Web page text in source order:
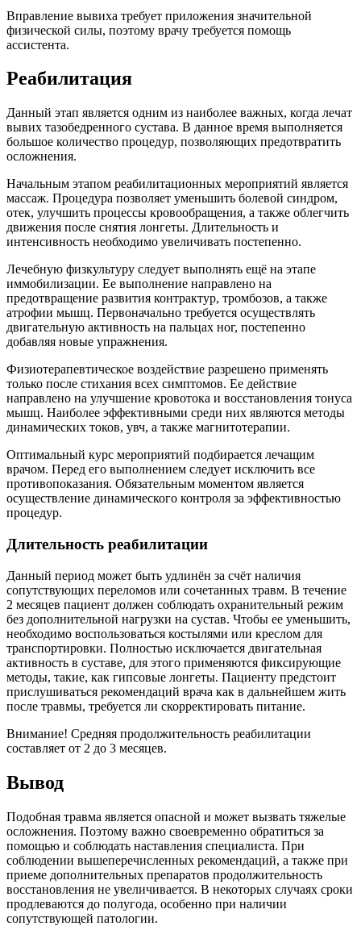
Вправление вывиха требует приложения значительной
физической силы, поэтому врачу требуется помощь
ассистента.
Реабилитация
Данный этап является одним из наиболее важных, когда лечат
вывих тазобедренного сустава. В данное время выполняется
большое количество процедур, позволяющих предотвратить
осложнения.
Начальным этапом реабилитационных мероприятий является
массаж. Процедура позволяет уменьшить болевой синдром,
отек, улучшить процессы кровообращения, а также облегчить
движения после снятия лонгеты. Длительность и
интенсивность необходимо увеличивать постепенно.
Лечебную физкультуру следует выполнять ещё на этапе
иммобилизации. Ее выполнение направлено на
предотвращение развития контрактур, тромбозов, а также
атрофии мышц. Первоначально требуется осуществлять
двигательную активность на пальцах ног, постепенно
добавляя новые упражнения.
Физиотерапевтическое воздействие разрешено применять
только после стихания всех симптомов. Ее действие
направлено на улучшение кровотока и восстановления тонуса
мышц. Наиболее эффективными среди них являются методы
динамических токов, увч, а также магнитотерапии.
Оптимальный курс мероприятий подбирается лечащим
врачом. Перед его выполнением следует исключить все
противопоказания. Обязательным моментом является
осуществление динамического контроля за эффективностью
процедур.
Длительность реабилитации
Данный период может быть удлинён за счёт наличия
сопутствующих переломов или сочетанных травм. В течение
2 месяцев пациент должен соблюдать охранительный режим
без дополнительной нагрузки на сустав. Чтобы ее уменьшить,
необходимо воспользоваться костылями или креслом для
транспортировки. Полностью исключается двигательная
активность в суставе, для этого применяются фиксирующие
методы, такие, как гипсовые лонгеты. Пациенту предстоит
прислушиваться рекомендаций врача как в дальнейшем жить
после травмы, требуется ли скорректировать питание.
Внимание! Средняя продолжительность реабилитации
составляет от 2 до 3 месяцев.
Вывод
Подобная травма является опасной и может вызвать тяжелые
осложнения. Поэтому важно своевременно обратиться за
помощью и соблюдать наставления специалиста. При
соблюдении вышеперечисленных рекомендаций, а также при
приеме дополнительных препаратов продолжительность
восстановления не увеличивается. В некоторых случаях сроки
продлеваются до полугода, особенно при наличии
сопутствующей патологии.